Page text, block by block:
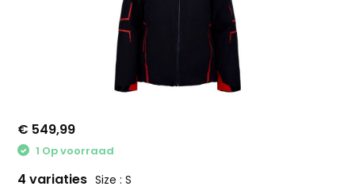
€ 549,99
1 Op voorraad
4 variaties Size : S